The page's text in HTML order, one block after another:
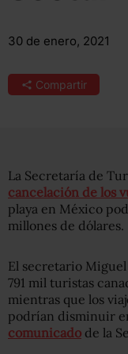
30 de enero, 2021
Compartir
La Secretaría de
cancelación de los
playa en México
millones de dólares.
El secretario
791 mil turistas
mientras que los
podrían disminuir
comunicado de la